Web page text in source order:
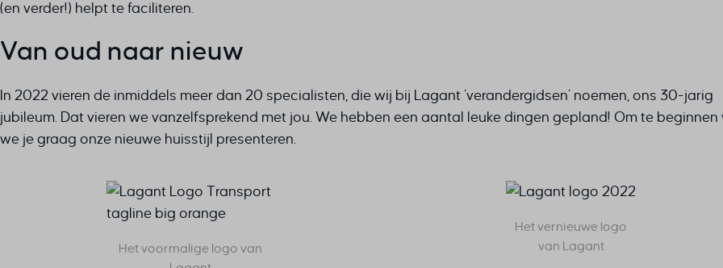
(en verder!) helpt te faciliteren.
Van oud naar nieuw
In 2022 vieren de inmiddels meer dan 20 specialisten, die wij bij Lagant ‘verandergidsen’ noemen, ons 30-jarig
jubileum. Dat vieren we vanzelfsprekend met jou. We hebben een aantal leuke dingen gepland! Om te beginnen
we je graag onze nieuwe huisstijl presenteren.
Het voormalige logo van
Het vernieuwe logo
van Lagant